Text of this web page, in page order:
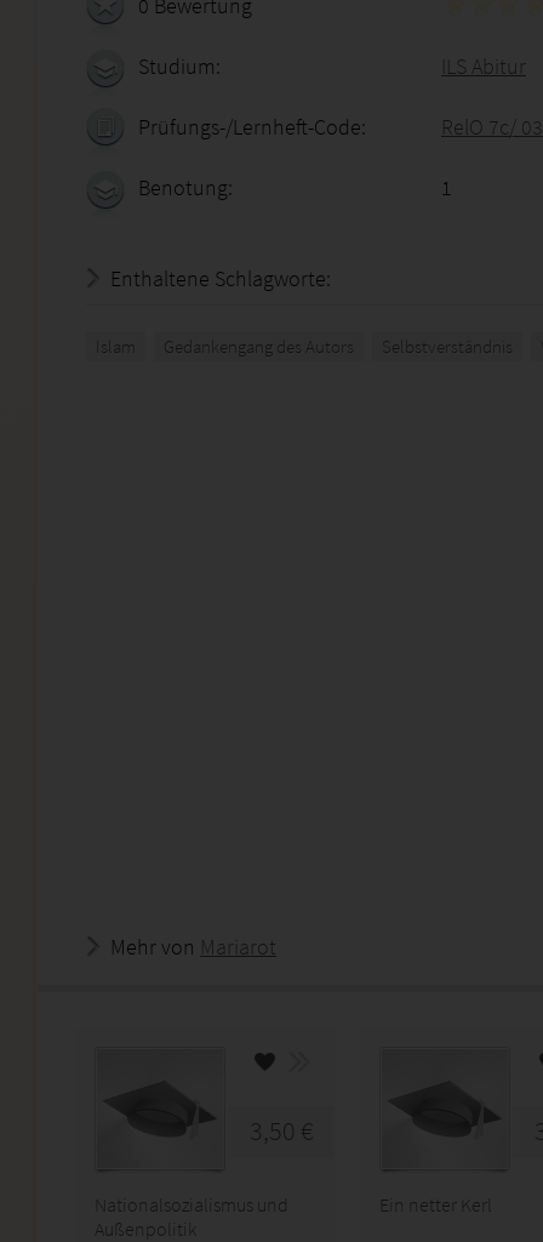
Studium: ILS Abitur
Prüfungs-/Lernheft-Code: RelO 7c/
Benotung: 1
Enthaltene Schlagworte:
Islam Gedankengang des Autors Selbstverständnis
Mehr von Mariarot
3,50 €
Nationalsozialismus und
Außenpolitik
Ein netter Kerl